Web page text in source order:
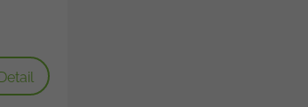
Detail